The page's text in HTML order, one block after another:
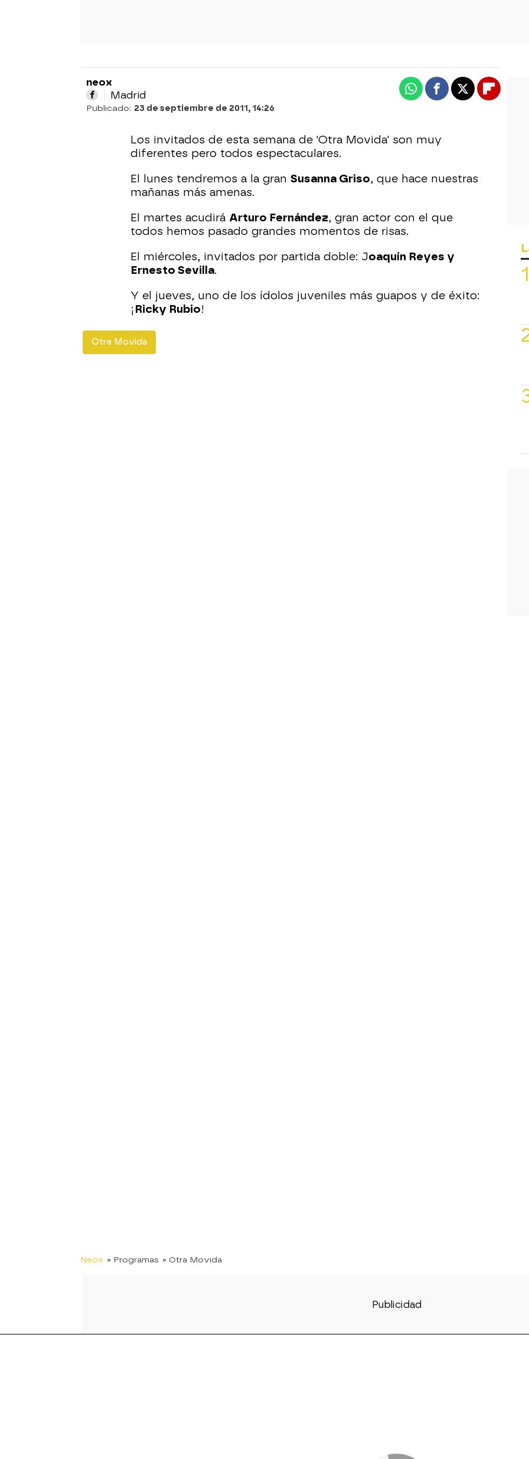
neox
Madrid
Publicado: 23 de septiembre de 2011, 14:26
WhatsappFacebook
X
Los invitados de esta semana de 'Otra Movida' son muy
diferentes pero todos espectaculares.
El lunes tendremos a la gran Susanna Griso, que hace nuestras
mañanas más amenas.
El martes acudirá Arturo Fernández, gran actor con el que
todos hemos pasado grandes momentos de risas.
El miércoles, invitados por partida doble: Joaquín Reyes y
Ernesto Sevilla.
Y el jueves, uno de los ídolos juveniles más guapos y de éxito:
¡Ricky Rubio!
Otra Movida
Neox » Programas » Otra Movida